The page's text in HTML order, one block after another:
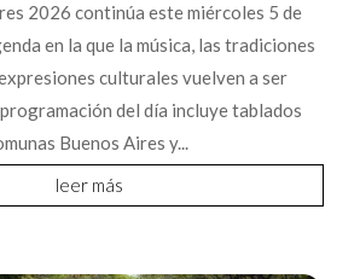
2026 continúa este miércoles 5 de
en la que la música, las tradiciones
culturales vuelven a ser
del día incluye tablados
Buenos Aires y...
leer más